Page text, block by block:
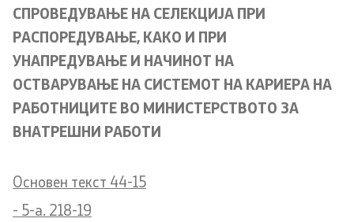
EXIM
Instructions and Procedure for Individual Rights
(Requests) of Foreigners
Traffic
Taking a Professional Exam
СПРОВЕДУВАЊЕ НА СЕЛЕКЦИЈА ПРИ
РАСПОРЕДУВАЊЕ, КАКО И ПРИ
УНАПРЕДУВАЊЕ И НАЧИНОТ НА
ОСТВАРУВАЊЕ НА СИСТЕМОТ НА КАРИЕРА НА
РАБОТНИЦИТЕ ВО МИНИСТЕРСТВОТО ЗА
ВНАТРЕШНИ РАБОТИ
Основен текст 44-15
- 5-a. 218-19